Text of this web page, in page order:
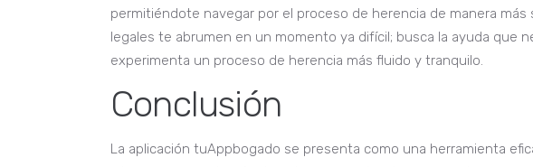
permitiéndote navegar por el proceso de herencia de manera
legales te abrumen en un momento ya difícil; busca la ayuda que
experimenta un proceso de herencia más fluido y tranquilo.
Conclusión
La aplicación tuAppbogado se presenta como una herramienta